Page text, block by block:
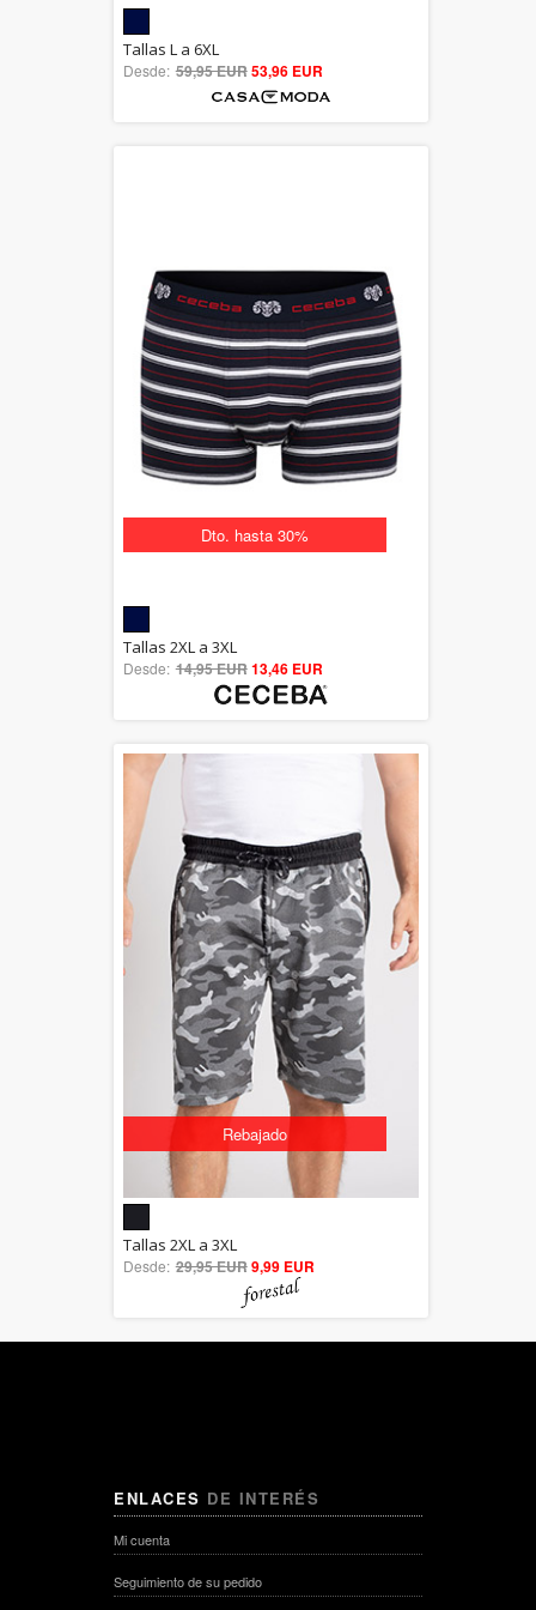
out of 5
Tallas L a 6XL
Desde: 59,95 EUR53,96 EUR
Dto. hasta 30%
5.00
out of 5
Tallas 2XL a 3XL
Desde: 14,95 EUR13,46 EUR
Rebajado
5.00
out of 5
Tallas 2XL a 3XL
Desde: 29,95 EUR9,99 EUR
ENLACES DE INTERÉS
Mi cuenta
Seguimiento de su pedido